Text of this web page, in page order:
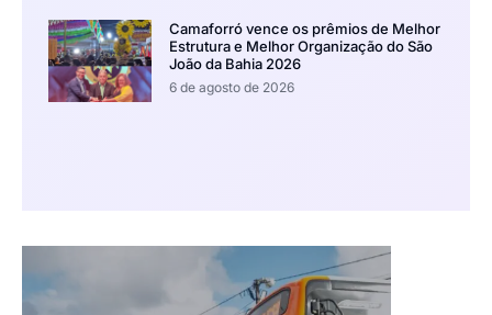
Camaforró vence os prêmios de Melhor
Estrutura e Melhor Organização do São
João da Bahia 2026
6 de agosto de 2026